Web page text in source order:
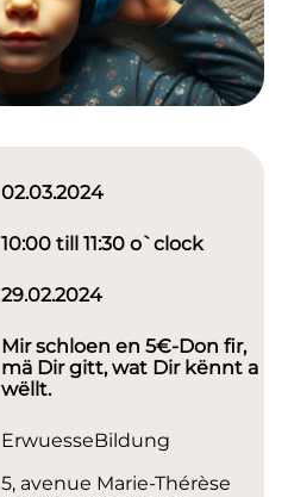
02.03.2024
10:00 till 11:30 o`clock
29.02.2024
Mir schloen en 5€-Don fir,
mä Dir gitt, wat Dir kënnt a
wëllt.
ErwuesseBildung
5, avenue Marie-Thérèse